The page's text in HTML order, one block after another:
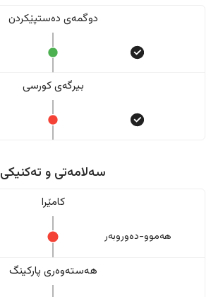
دوگمەی دەستپێکردن
بیرگەی کورسی
سەلامەتی و تەکنیکی
کامێرا
هەموو-دەوروبەر
هەستەوەری پارکینگ